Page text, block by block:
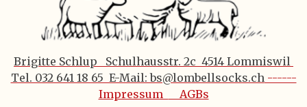
Brigitte Schlup Schulhausstr. 2c 4514 Lommiswil
Tel. 032 641 18 65 E-Mail: bs@lombellsocks.ch------
Impressum
AGBs